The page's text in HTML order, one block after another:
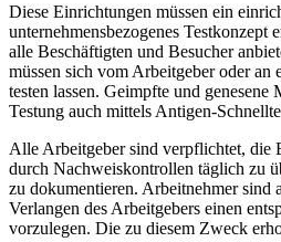
Diese Einrichtungen müssen ein
unternehmensbezogenes Testkonzept
alle Beschäftigten und Besucher
müssen sich vom Arbeitgeber oder an
testen lassen. Geimpfte und genesene
Testung auch mittels Antigen-
Alle Arbeitgeber sind verpflichtet, die
durch Nachweiskontrollen täglich zu
zu dokumentieren. Arbeitnehmer sind
Verlangen des Arbeitgebers einen
vorzulegen. Die zu diesem Zweck